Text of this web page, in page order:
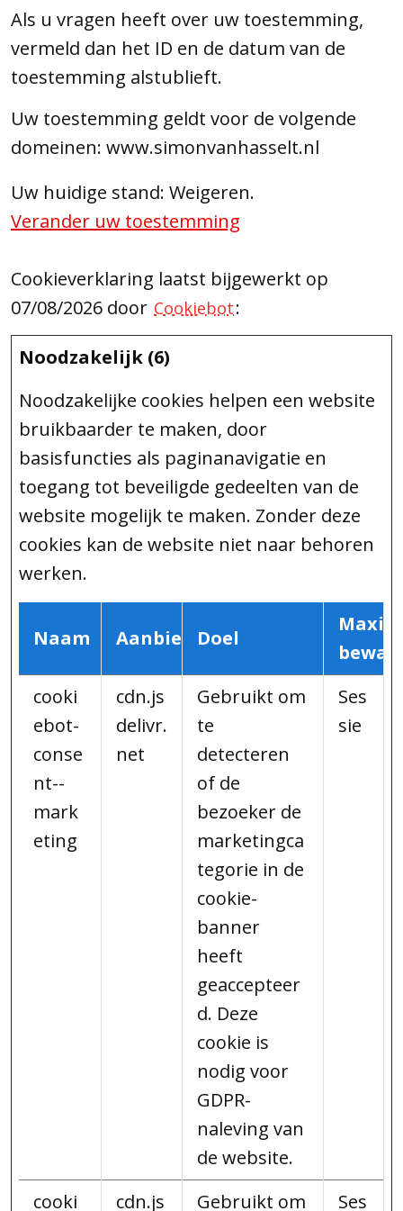
Als u vragen heeft over uw toestemming,
vermeld dan het ID en de datum van de
toestemming alstublieft.
Uw toestemming geldt voor de volgende
domeinen: www.simonvanhasselt.nl
Uw huidige stand: Weigeren.
Verander uw toestemming
Cookieverklaring laatst bijgewerkt op
07/08/2026 door Cookiebot:
Noodzakelijk (6)
Noodzakelijke cookies helpen een website
bruikbaarder te maken, door
basisfuncties als paginanavigatie en
toegang tot beveiligde gedeelten van de
website mogelijk te maken. Zonder deze
cookies kan de website niet naar behoren
werken.
Naam AanbiederDoel
cooki
ebot-
conse
nt--
mark
eting
cdn.js
delivr.
net
Gebruikt om
te
detecteren
of de
bezoeker de
marketingca
tegorie in de
cookie-
banner
heeft
geaccepteer
d. Deze
cookie is
nodig voor
GDPR-
naleving van
de website.
Ses
sie
cooki cdn.js Gebruikt om Ses